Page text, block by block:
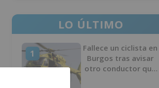
LO ÚLTIMO
1
Fallece un ciclista en
Burgos tras avisar
otro conductor que